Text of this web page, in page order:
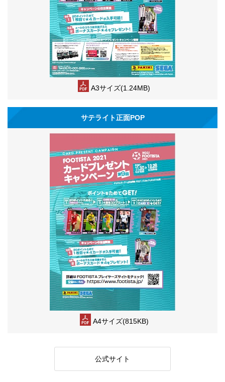
A3サイズ(1.24MB)
サテライト正面POP
A4サイズ(815KB)
公式サイト